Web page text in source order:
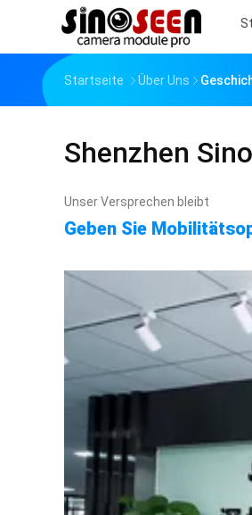
Startseite Über Uns
Shenzhen
Unser Versprechen bleibt
Geben Sie